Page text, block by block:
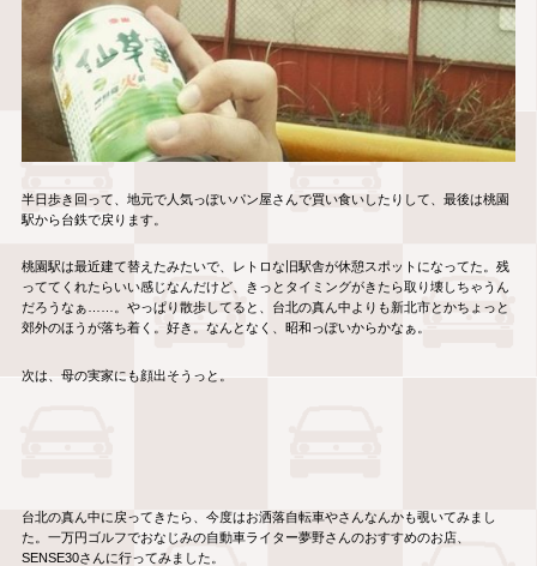
半日歩き回って、地元で人気っぽいパン屋さんで買い食いしたりして、最後は桃園
駅から台鉄で戻ります。
桃園駅は最近建て替えたみたいで、レトロな旧駅舎が休憩スポットになってた。残
っててくれたらいい感じなんだけど、きっとタイミングがきたら取り壊しちゃうん
だろうなぁ……。やっぱり散歩してると、台北の真ん中よりも新北市とかちょっと
郊外のほうが落ち着く。好き。なんとなく、昭和っぽいからかなぁ。
次は、母の実家にも顔出そうっと。
台北の真ん中に戻ってきたら、今度はお洒落自転車やさんなんかも覗いてみまし
た。一万円ゴルフでおなじみの自動車ライター夢野さんのおすすめのお店、
SENSE30さんに行ってみました。